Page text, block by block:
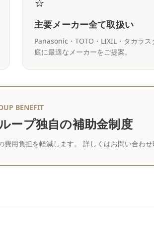
主要メーカー全て取扱い
Panasonic・TOTO・LIXIL・タカラ
庭に最適なメーカーをご提案。
BENEFIT
ープ独自の補助金制度
用負担を軽減します。 詳しくはお問い合わせ